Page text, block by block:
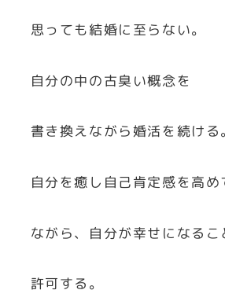
思っても結婚に至らない。
自分の中の古臭い概念を
書き換えながら婚活を続ける
自分を癒し自己肯定感を高め
ながら、自分が幸せになるこ
許可する。